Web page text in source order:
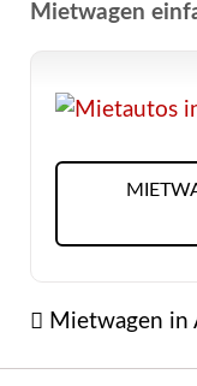
Mietwagen
Mietwagen in